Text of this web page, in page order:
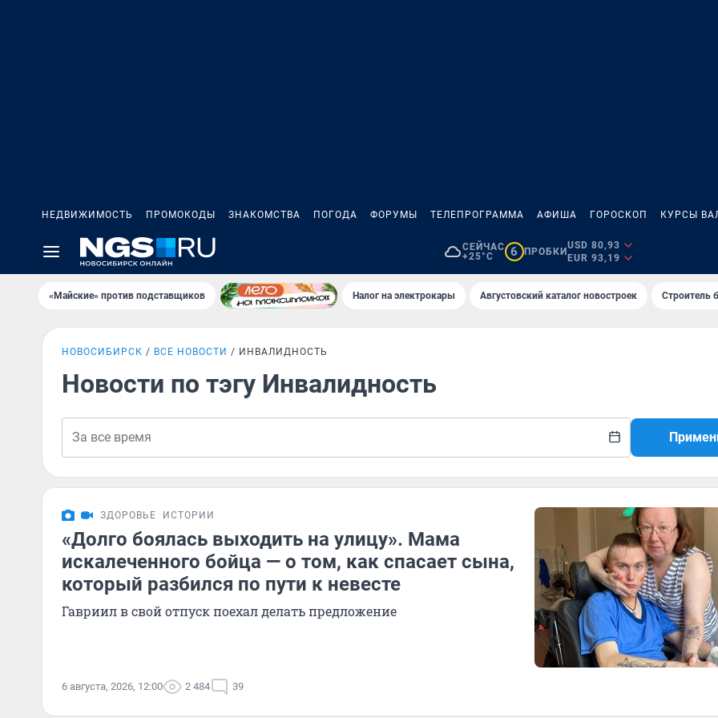
НЕДВИЖИМОСТЬ ПРОМОКОДЫ ЗНАКОМСТВА ПОГОДА ФОРУМЫ ТЕЛЕПРОГРАММА АФИША ГОРОСКОП КУРСЫ
СЕЙЧАС
+25°C
6 ПРОБКИ
USD 80,93
EUR 93,19
«Майские» против подставщиков Налог на электрокары Августовский каталог новостроек Строитель
НОВОСИБИРСК ВСЕ НОВОСТИ ИНВАЛИДНОСТЬ
Новости по тэгу Инвалидность
ЗДОРОВЬЕ ИСТОРИИ
«Долго боялась выходить на улицу». Мама
искалеченного бойца — о том, как спасает сына,
который разбился по пути к невесте
Гавриил в свой отпуск поехал делать предложение
6 августа, 2026, 12:00 2 484 39